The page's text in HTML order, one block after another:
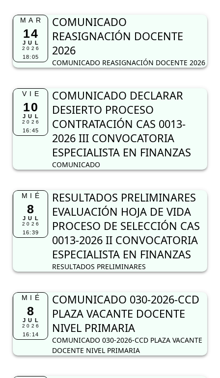
10
JUL
2026
16:45
DESIERTO PROCESO
CONTRATACIÓN CAS 0013-
2026 III CONVOCATORIA
ESPECIALISTA EN FINANZAS
MIÉ
8
JUL
RESULTADOS PRELIMINARES
EVALUACIÓN HOJA DE VIDA
PROCESO DE SELECCIÓN CAS
0013-2026 II CONVOCATORIA
ESPECIALISTA EN FINANZAS
MIÉ
8
JUL
COMUNICADO 030-2026-CCD
PLAZA VACANTE DOCENTE
NIVEL PRIMARIA
COMUNICADO 030-2026-CCD PLAZA VACANTE
DOCENTE NIVEL PRIMARIA
MAR
7
JUL
2026
18:02
RESULTADOS PRELIMINARES
POSTULANTES APTOS
REASIGNACIÓN DOCENTE
2026 UNIDAD FAMILIAR E
INTERES PERSONAL- UGEL LA